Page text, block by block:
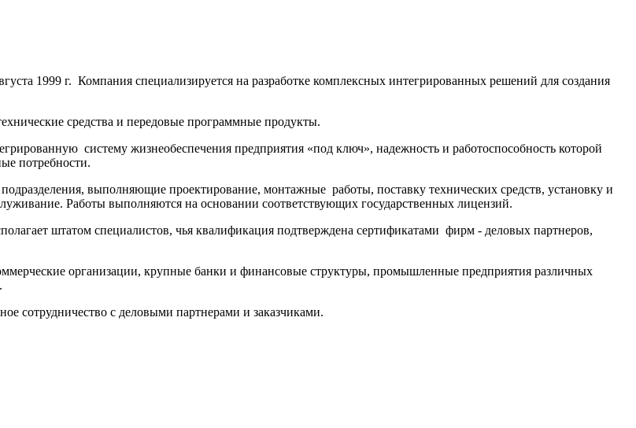
1999 г. Компания специализируется на разработке комплексных интегрированных решений для создания
средства и передовые программные продукты.
систему жизнеобеспечения предприятия «под ключ», надежность и работоспособность которой
потребности.
выполняющие проектирование, монтажные работы, поставку технических средств, установку и
Работы выполняются на основании соответствующих государственных лицензий.
штатом специалистов, чья квалификация подтверждена сертификатами фирм - деловых партнеров,
организации, крупные банки и финансовые структуры, промышленные предприятия различных
сотрудничество с деловыми партнерами и заказчиками.